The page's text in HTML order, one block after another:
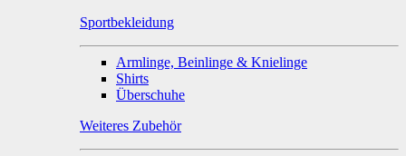
Sportbekleidung
Armlinge, Beinlinge & Knielinge
Shirts
Überschuhe
Weiteres Zubehör